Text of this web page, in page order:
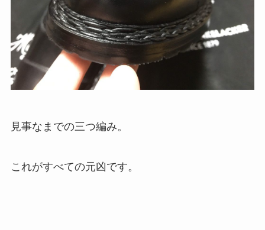
見事なまでの三つ編み。
これがすべての元凶です。